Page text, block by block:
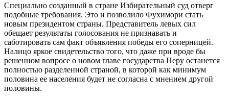
Специально созданный в стране Избирательный суд отверг
подобные требования. Это и позволило Фухимори стать
новым президентом страны. Представитель левых сил
обещает результаты голосования не признавать и
саботировать сам факт объявления победы его соперницей.
Налицо яркое свидетельство того, что даже при вроде бы
решенном вопросе о новом главе государства Перу останется
полностью разделенной страной, в которой как минимум
половина ее населения будет не согласна с мнением другой
половины.